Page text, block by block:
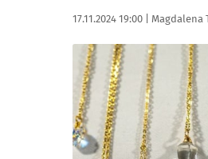
Data publikacji:
17.11.2024 19:00 | Autor:
Magdalena
Kliknij, aby zobaczyć